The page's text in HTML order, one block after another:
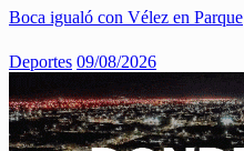
Boca igualó con Vélez en Parque
Deportes 09/08/2026